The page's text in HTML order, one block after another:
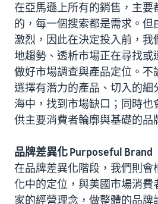
在亞馬遜上所有的銷售，主要
的，每一個搜索都是需求。但
激烈，因此在決定投入前，我
地趨勢、透析市場正在尋找或
做好市場調查與產品定位。不
選擇有潛力的產品、切入的細
海中，找到市場缺口；同時也
供主要消費者輪廓與基礎的品
品牌差異化 Purposeful Brand
在品牌差異化階段，我們則會
化中的定位，與美國市場消費
家的經營理念，做整體的品牌